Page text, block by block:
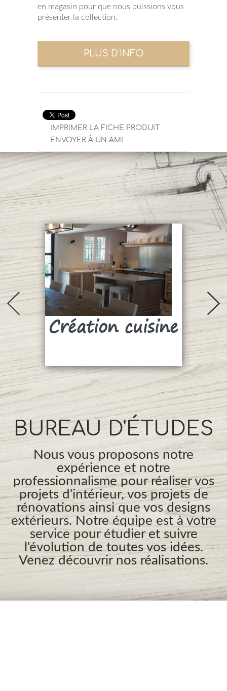
en magasin pour que nous puissions vous
présenter la collection.
IMPRIMER LA FICHE PRODUIT
ENVOYER À UN AMI
Création cuisine
BUREAU D'ÉTUDES
Nous vous proposons notre
expérience et notre
professionnalisme pour réaliser vos
projets d'intérieur, vos projets de
rénovations ainsi que vos designs
extérieurs. Notre équipe est à votre
service pour étudier et suivre
l'évolution de toutes vos idées.
Venez découvrir nos réalisations.